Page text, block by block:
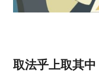
取法乎上取其中